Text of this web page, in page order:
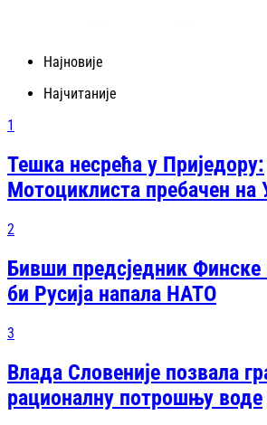
Најновије
Најчитаније
1
Тешка несрећа у Приједору:
Мотоциклиста пребачен
2
Бивши предсједник Финске
би Русија напала НАТО
3
Влада Словеније позвала
рационалну потрошњу воде